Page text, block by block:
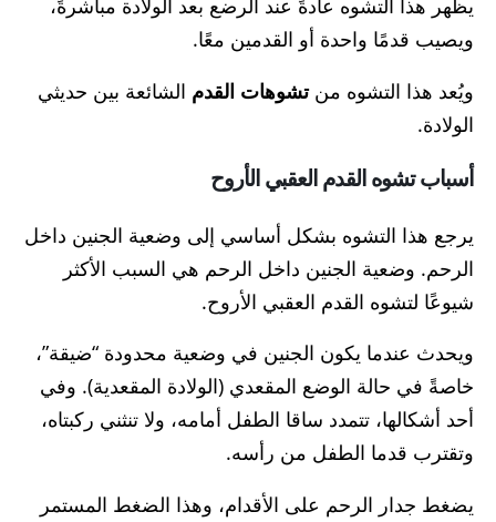
يظهر هذا التشوه عادةً عند الرضع بعد الولادة مباشرةً،
ويصيب قدمًا واحدة أو القدمين معًا.
ويُعد هذا التشوه منتشوهات القدم الشائعة بين حديثي
الولادة.
أسباب تشوه القدم العقبي الأروح
يرجع هذا التشوه بشكل أساسي إلى وضعية الجنين داخل
الرحم. وضعية الجنين داخل الرحم هي السبب الأكثر
شيوعًا لتشوه القدم العقبي الأروح.
ويحدث عندما يكون الجنين في وضعية محدودة “ضيقة”،
خاصةً في حالة الوضع المقعدي (الولادة المقعدية). وفي
أحد أشكالها، تتمدد ساقا الطفل أمامه، ولا تنثني ركبتاه،
وتقترب قدما الطفل من رأسه.
يضغط جدار الرحم على الأقدام، وهذا الضغط المستمر